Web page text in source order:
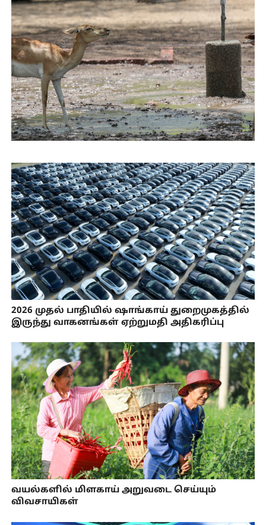
2026 முதல் பாதியில் ஷாங்காய் துறைமுகத்தில்
இருந்து வாகனங்கள் ஏற்றுமதி அதிகரிப்பு
வயல்களில் மிளகாய் அறுவடை செய்யும்
விவசாயிகள்